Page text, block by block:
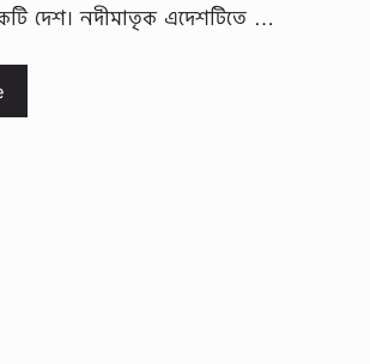
দেশ। নদীমাতৃক এদেশটিতে …